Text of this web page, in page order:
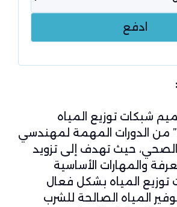
شبكات توزيع المياه
من الدورات المهمة لمهندسي
الصحي، حيث تهدف إلى تزويد
والمهارات الأساسية
المياه بشكل فعال
المياه الصالحة للشرب